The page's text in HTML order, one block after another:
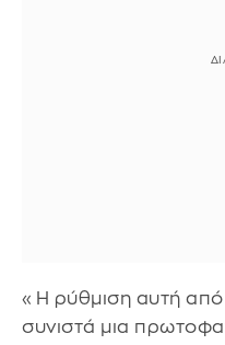
«Η ρύθμιση αυτή
συνιστά μια